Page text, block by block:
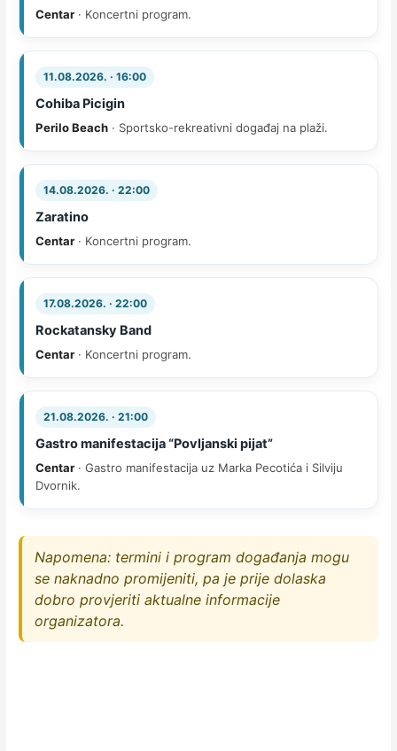
Centar· Koncertni program.
11.08.2026. · 16:00
Cohiba Picigin
Perilo Beach · Sportsko-rekreativni događaj na plaži.
14.08.2026. · 22:00
Zaratino
Centar· Koncertni program.
17.08.2026. · 22:00
Rockatansky Band
Centar· Koncertni program.
21.08.2026. · 21:00
Gastro manifestacija “Povljanski pijat”
Centar· Gastro manifestacija uz Marka Pecotića i Silviju
Dvornik.
Napomena: termini i program događanja mogu
se naknadno promijeniti, pa je prije dolaska
dobro provjeriti aktualne informacije
organizatora.